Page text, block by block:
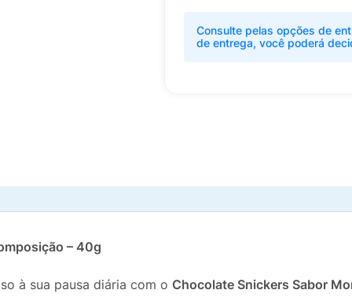
Consulte pelas opções de
de entrega, você poderá
– 40g
à sua pausa diária com o Chocolate Snickers Sabor